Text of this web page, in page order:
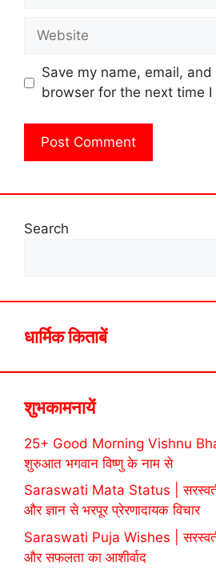
Website
Save my name, email,
browser for the next time I
Search
धार्मिक किताबें
शुभकामनायें
25+ Good Morning Vishnu
शुरुआत भगवान विष्णु के नाम से
Saraswati Mata Status |
और ज्ञान से भरपूर प्रेरणादायक विचार
Saraswati Puja Wishes | सरस्वती
और सफलता का आशीर्वाद